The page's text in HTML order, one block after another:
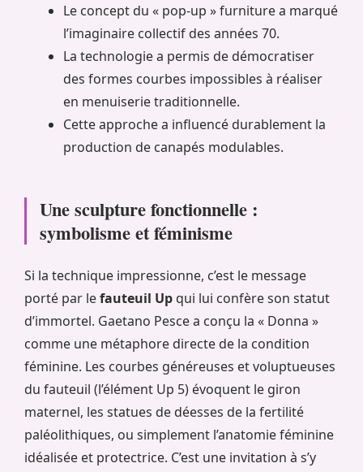
Le concept du « pop-up » furniture a marqué
l’imaginaire collectif des années 70.
La technologie a permis de démocratiser
des formes courbes impossibles à réaliser
en menuiserie traditionnelle.
Cette approche a influencé durablement la
production de canapés modulables.
Une sculpture fonctionnelle :
symbolisme et féminisme
Si la technique impressionne, c’est le message
porté par lefauteuil Up qui lui confère son statut
d’immortel. Gaetano Pesce a conçu la « Donna »
comme une métaphore directe de la condition
féminine. Les courbes généreuses et voluptueuses
du fauteuil (l’élément Up 5) évoquent le giron
maternel, les statues de déesses de la fertilité
paléolithiques, ou simplement l’anatomie féminine
idéalisée et protectrice. C’est une invitation à s’y